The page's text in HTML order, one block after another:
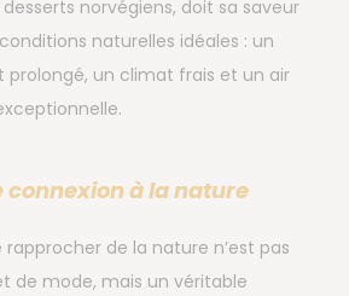
norvégiens, doit sa saveur
naturelles idéales : un
prolongé, un climat frais et un air
connexion à la nature
rapprocher de la nature n’est pas
de mode, mais un véritable